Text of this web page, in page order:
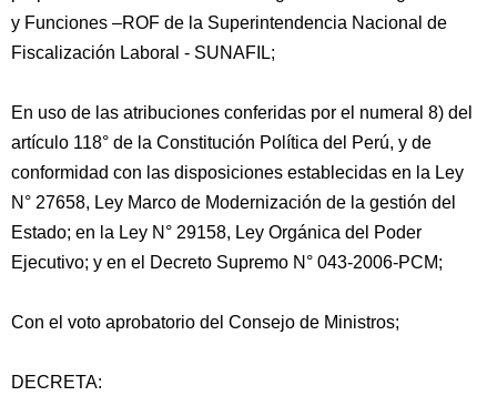
y Funciones –ROF de la Superintendencia Nacional de
Fiscalización Laboral - SUNAFIL;
En uso de las atribuciones conferidas por el numeral 8) del
artículo 118° de la Constitución Política del Perú, y de
conformidad con las disposiciones establecidas en la Ley
N° 27658, Ley Marco de Modernización de la gestión del
Estado; en la Ley N° 29158, Ley Orgánica del Poder
Ejecutivo; y en el Decreto Supremo N° 043-2006-PCM;
Con el voto aprobatorio del Consejo de Ministros;
DECRETA: